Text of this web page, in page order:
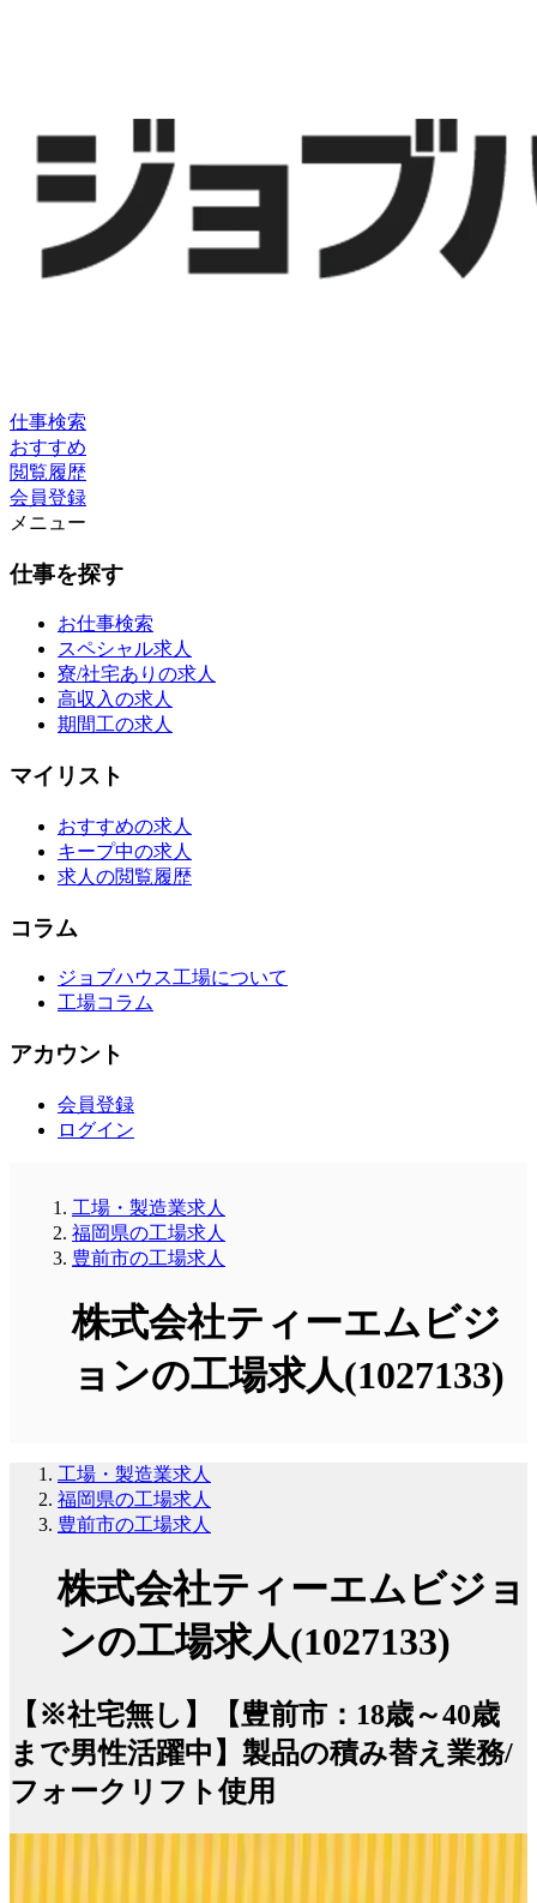
仕事検索
おすすめ
閲覧履歴
会員登録
メニュー
仕事を探す
お仕事検索
スペシャル求人
寮/社宅ありの求人
高収入の求人
期間工の求人
マイリスト
おすすめの求人
キープ中の求人
求人の閲覧履歴
コラム
ジョブハウス工場について
工場コラム
アカウント
会員登録
ログイン
工場・製造業求人
福岡県の工場求人
豊前市の工場求人
株式会社ティーエムビジ
ョンの工場求人(1027133)
工場・製造業求人
福岡県の工場求人
豊前市の工場求人
株式会社ティーエムビジョ
ンの工場求人(1027133)
【※社宅無し】【豊前市：18歳～40歳
まで男性活躍中】製品の積み替え業務/
フォークリフト使用